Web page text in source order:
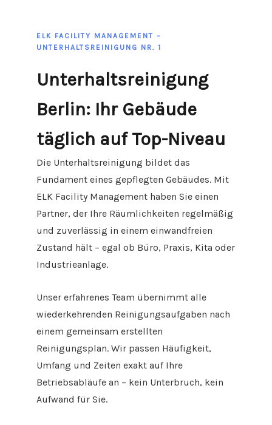
ELK FACILITY MANAGEMENT –
UNTERHALTSREINIGUNG NR. 1
Unterhaltsreinigung
Berlin: Ihr Gebäude
täglich auf Top-Niveau
Die Unterhaltsreinigung bildet das
Fundament eines gepflegten Gebäudes. Mit
ELK Facility Management haben Sie einen
Partner, der Ihre Räumlichkeiten regelmäßig
und zuverlässig in einem einwandfreien
Zustand hält – egal ob Büro, Praxis, Kita oder
Industrieanlage.
Unser erfahrenes Team übernimmt alle
wiederkehrenden Reinigungsaufgaben nach
einem gemeinsam erstellten
Reinigungsplan. Wir passen Häufigkeit,
Umfang und Zeiten exakt auf Ihre
Betriebsabläufe an – kein Unterbruch, kein
Aufwand für Sie.